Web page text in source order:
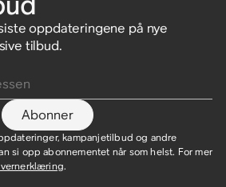
oppdateringene på nye
tilbud.
Abonner
kampanjetilbud og andre
si opp abonnementet når som helst. For mer
.